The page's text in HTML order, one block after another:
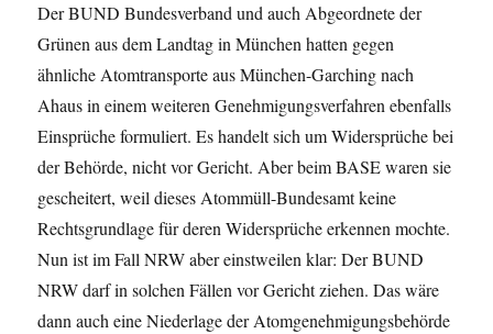
Der BUND Bundesverband und auch Abgeordnete der
Grünen aus dem Landtag in München hatten gegen
ähnliche Atomtransporte aus München-Garching nach
Ahaus in einem weiteren Genehmigungsverfahren ebenfalls
Einsprüche formuliert. Es handelt sich um Widersprüche bei
der Behörde, nicht vor Gericht. Aber beim BASE waren sie
gescheitert, weil dieses Atommüll-Bundesamt keine
Rechtsgrundlage für deren Widersprüche erkennen mochte.
Nun ist im Fall NRW aber einstweilen klar: Der BUND
NRW darf in solchen Fällen vor Gericht ziehen. Das wäre
dann auch eine Niederlage der Atomgenehmigungsbehörde